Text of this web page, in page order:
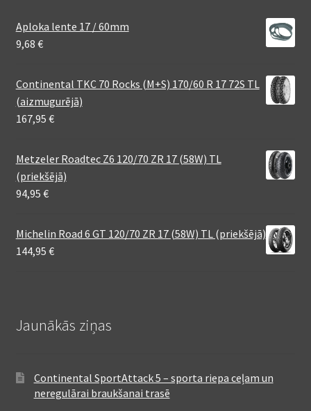
Aploka lente 17 / 60mm
9,68 €
Continental TKC 70 Rocks (M+S) 170/60 R 17 72S TL
(aizmugurējā)
167,95 €
Metzeler Roadtec Z6 120/70 ZR 17 (58W) TL
(priekšējā)
94,95 €
Michelin Road 6 GT 120/70 ZR 17 (58W) TL (priekšējā)
144,95 €
Jaunākās ziņas
Continental SportAttack 5 – sporta riepa ceļam un
neregulārai braukšanai trasē